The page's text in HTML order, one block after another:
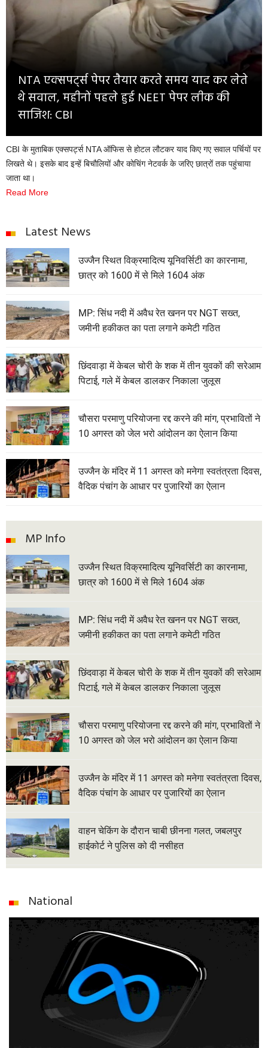
Opinion
Health & Lifestyle
Photo Gallery
Home
NTA एक्सपर्ट्स पेपर तैयार करते समय याद कर लेते
थे सवाल, महीनों पहले हुई NEET पेपर लीक की
साजिश: CBI
CBI के मुताबिक एक्सपर्ट्स NTA ऑफिस से होटल लौटकर याद किए गए सवाल पर्चियों पर
लिखते थे। इसके बाद इन्हें बिचौलियों और कोचिंग नेटवर्क के जरिए छात्रों तक पहुंचाया
जाता था।
Read More
Latest News
उज्जैन स्थित विक्रमादित्य यूनिवर्सिटी का कारनामा,
छात्र को 1600 में से मिले 1604 अंक
MP: सिंध नदी में अवैध रेत खनन पर NGT सख्त,
जमीनी हकीकत का पता लगाने कमेटी गठित
छिंदवाड़ा में केबल चोरी के शक में तीन युवकों की सरेआम
पिटाई, गले में केबल डालकर निकाला जुलूस
चौसरा परमाणु परियोजना रद्द करने की मांग, प्रभावितों ने
10 अगस्त को जेल भरो आंदोलन का ऐलान किया
उज्जैन के मंदिर में 11 अगस्त को मनेगा स्वतंत्रता दिवस,
वैदिक पंचांग के आधार पर पुजारियों का ऐलान
MP Info
उज्जैन स्थित विक्रमादित्य यूनिवर्सिटी का कारनामा,
छात्र को 1600 में से मिले 1604 अंक
MP: सिंध नदी में अवैध रेत खनन पर NGT सख्त,
जमीनी हकीकत का पता लगाने कमेटी गठित
छिंदवाड़ा में केबल चोरी के शक में तीन युवकों की सरेआम
पिटाई, गले में केबल डालकर निकाला जुलूस
चौसरा परमाणु परियोजना रद्द करने की मांग, प्रभावितों ने
10 अगस्त को जेल भरो आंदोलन का ऐलान किया
उज्जैन के मंदिर में 11 अगस्त को मनेगा स्वतंत्रता दिवस,
वैदिक पंचांग के आधार पर पुजारियों का ऐलान
वाहन चेकिंग के दौरान चाबी छीनना गलत, जबलपुर
हाईकोर्ट ने पुलिस को दी नसीहत
National